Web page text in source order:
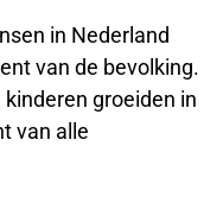
in Nederland
van de bevolking.
groeiden in
van alle